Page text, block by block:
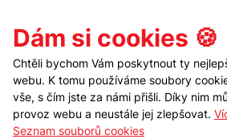
Kontakt
Dám si cookies 🍪
Chtěli bychom Vám poskytnout ty
webu. K tomu používáme soubory
vše, s čím jste za námi přišli. Díky nim
provoz webu a neustále jej zlepšovat.
Seznam souborů cookies